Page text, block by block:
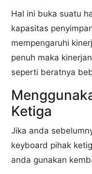
Hal ini buka suatu
kapasitas
mempengaruhi
penuh maka
seperti beratnya
Ketiga
Jika anda
keyboard pihak
anda gunakan